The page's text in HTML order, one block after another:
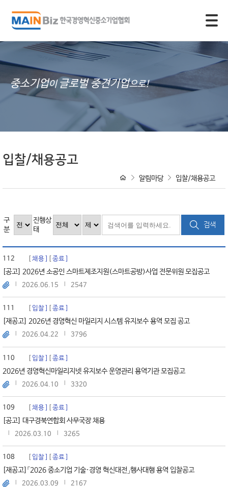
중소기업이 글로벌 중견기업으로!
입찰/채용공고
알림마당 입찰/채용공고
구
분
진행상
태
검색
112 채용 종료
[공고] 2026년 소공인 스마트제조지원(스마트공방)사업 전문위원 모집공고
2026.06.15 2547
111 입찰 종료
[재공고] 2026년 경영혁신 마일리지 시스템 유지보수 용역 모집 공고
2026.04.22 3796
110 입찰 종료
2026년 경영혁신마일리지넷 유지보수 운영관리 용역기관 모집공고
2026.04.10 3320
109 채용 종료
[공고] 대구경북연합회 사무국장 채용
2026.03.10 3265
108 입찰 종료
[재공고]「2026 중소기업 기술·경영 혁신대전」행사대행 용역 입찰공고
2026.03.09 2167